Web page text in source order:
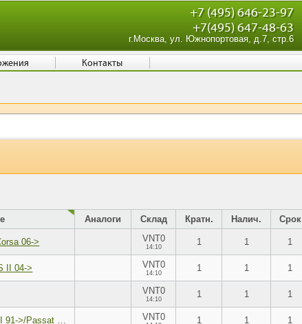
Аналоги Склад Кратн. Налич. Срок
06-> VNT0
14:10 1 1 1
II 04-> VNT0
14:10 1 1 1
VNT0
14:10 1 1 1
ШРУС AUDI 80 72->/VW Golf III 91->/Passat B3/B4 88-> VNT0 1 1 1
Контакты
+7 (495) 646-23-97
+7(495) 647-48-63
г.Москва, ул. Южнопортовая, д.7, стр.6